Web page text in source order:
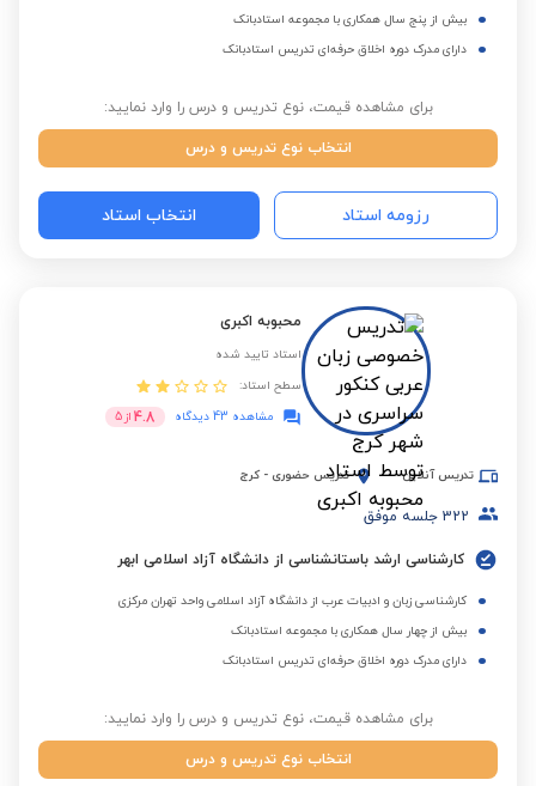
بیش از پنج سال همکاری با مجموعه استادبانک
دارای مدرک دوره اخلاق حرفه‌ای تدریس استادبانک
برای مشاهده قیمت، نوع تدریس و درس را وارد نمایید:
انتخاب نوع تدریس و درس
رزومه استاد انتخاب استاد
محبوبه اکبری
استاد تایید شده
سطح استاد:
مشاهده 43 دیدگاه
4.8 از 5
تدریس آنلاین تدریس حضوری - کرج
322 جلسه موفق
کارشناسی ارشد باستانشناسی از دانشگاه آزاد اسلامی ابهر
کارشناسی زبان و ادبیات عرب از دانشگاه آزاد اسلامی واحد تهران مرکزی
بیش از چهار سال همکاری با مجموعه استادبانک
دارای مدرک دوره اخلاق حرفه‌ای تدریس استادبانک
برای مشاهده قیمت، نوع تدریس و درس را وارد نمایید:
انتخاب نوع تدریس و درس